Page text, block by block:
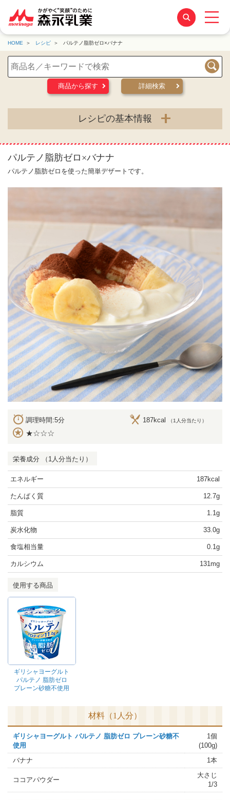
HOME レシピ パルテノ脂肪ゼロ×バナナ
検索
商品から探す
詳細検索
レシピの基本情報
パルテノ脂肪ゼロ×バナナ
パルテノ脂肪ゼロを使った簡単デザートです。
調理時間:5分 187kcal （1人分当たり）
★☆☆☆
栄養成分 （1人分当たり）
エネルギー 187kcal
たんぱく質 12.7g
脂質 1.1g
炭水化物 33.0g
食塩相当量 0.1g
カルシウム 131mg
使用する商品
ギリシャヨーグルト
パルテノ 脂肪ゼロ
プレーン砂糖不使用
材料（1人分）
ギリシャヨーグルト パルテノ 脂肪ゼロ プレーン砂糖不
使用
1個
(100g)
バナナ
1本
ココアパウダー
大さじ
1/3